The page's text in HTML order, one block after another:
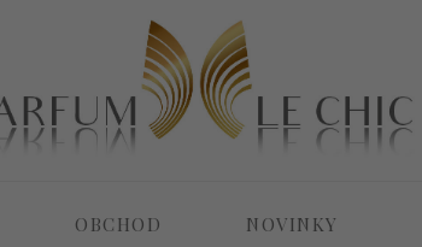
OBCHOD NOVINKY